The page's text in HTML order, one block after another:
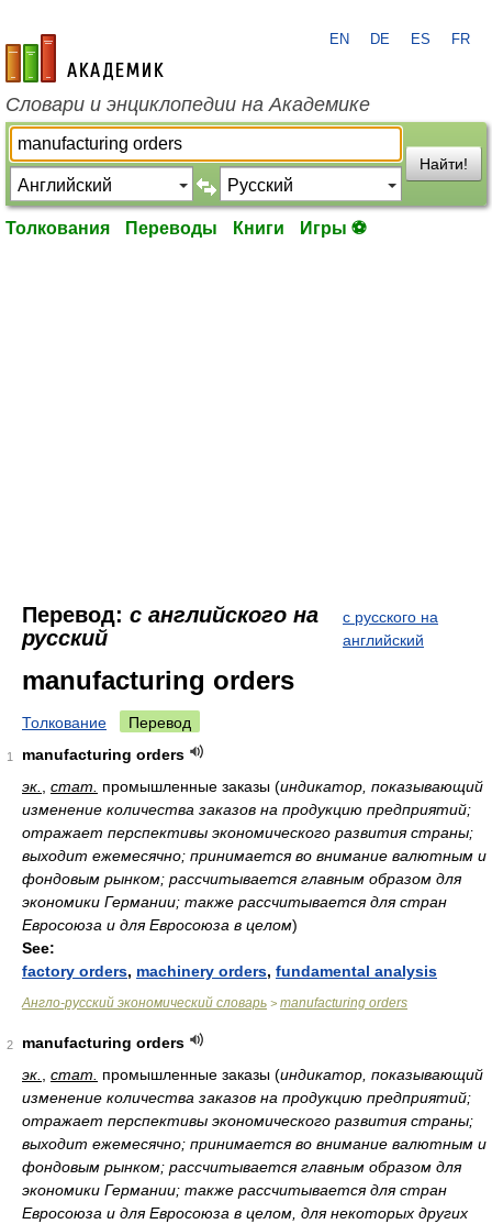
academic.ru
EN DE ES FR
Словари и энциклопедии на Академике
Найти!
Толкования Переводы Книги Игры ⚽
Перевод: с английского на
русский
с русского на
английский
manufacturing orders
Толкование Перевод
1
manufacturing orders
эк.
стат. промышленные заказы (индикатор, показывающий
изменение количества заказов на продукцию предприятий;
отражает перспективы экономического развития страны;
выходит ежемесячно; принимается во внимание валютным и
фондовым рынком; рассчитывается главным образом для
экономики Германии; также рассчитывается для стран
Евросоюза и для Евросоюза в целом)
See:
factory orders, machinery orders, fundamental analysis
Англо-русский экономический словарь > manufacturing orders
2
manufacturing orders
эк.
стат. промышленные заказы (индикатор, показывающий
изменение количества заказов на продукцию предприятий;
отражает перспективы экономического развития страны;
выходит ежемесячно; принимается во внимание валютным и
фондовым рынком; рассчитывается главным образом для
экономики Германии; также рассчитывается для стран
Евросоюза и для Евросоюза в целом, для некоторых других